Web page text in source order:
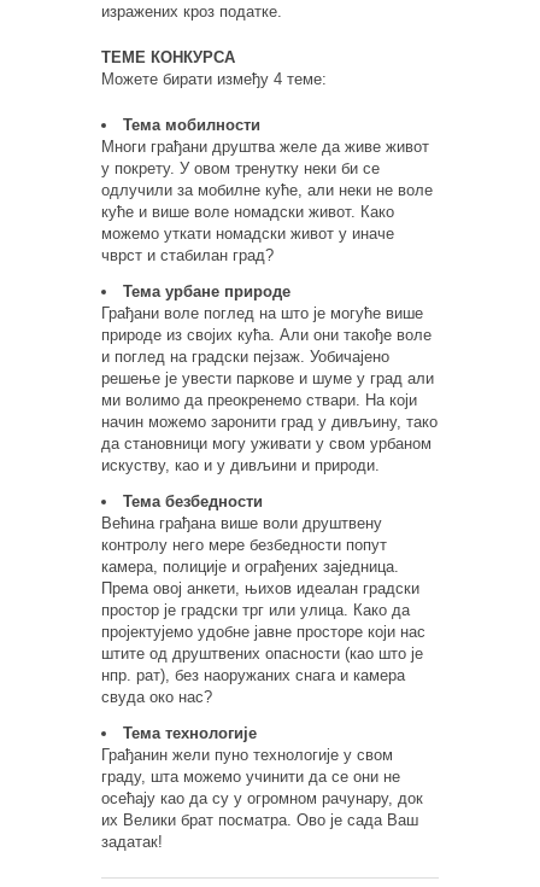
изражених кроз податке.
ТЕМЕ КОНКУРСА
Можете бирати између 4 теме:
Тема мобилности
Многи грађани друштва желе да живе живот
у покрету. У овом тренутку неки би се
одлучили за мобилне куће, али неки не воле
куће и више воле номадски живот. Како
можемо уткати номадски живот у иначе
чврст и стабилан град?
Тема урбане природе
Грађани воле поглед на што је могуће више
природе из својих кућа. Али они такође воле
и поглед на градски пејзаж. Уобичајено
решење је увести паркове и шуме у град али
ми волимо да преокренемо ствари. На који
начин можемо заронити град у дивљину, тако
да становници могу уживати у свом урбаном
искуству, као и у дивљини и природи.
Тема безбедности
Већина грађана више воли друштвену
контролу него мере безбедности попут
камера, полиције и ограђених заједница.
Према овој анкети, њихов идеалан градски
простор је градски трг или улица. Како да
пројектујемо удобне јавне просторе који нас
штите од друштвених опасности (као што је
нпр. рат), без наоружаних снага и камера
свуда око нас?
Тема технологије
Грађанин жели пуно технологије у свом
граду, шта можемо учинити да се они не
осећају као да су у огромном рачунару, док
их Велики брат посматра. Ово је сада Ваш
задатак!